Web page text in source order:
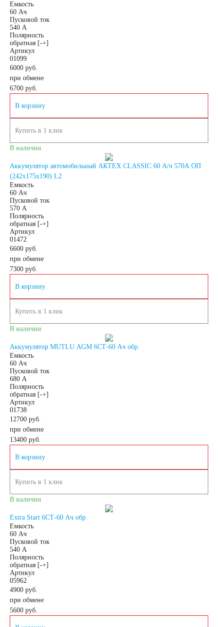
Емкость
60 Ач
Пусковой ток
540 А
Полярность
обратная [-+]
Артикул
01099
6000 руб.
при обмене
6700 руб.
В корзину
Купить в 1 клик
В наличии
Аккумулятор автомобильный АКТЕХ CLASSIC 60 А/ч 570А ОП
(242x175x190) L2
Емкость
60 Ач
Пусковой ток
570 А
Полярность
обратная [-+]
Артикул
01472
6600 руб.
при обмене
7300 руб.
В корзину
Купить в 1 клик
В наличии
Аккумулятор MUTLU AGM 6СТ-60 Ач обр.
Емкость
60 Ач
Пусковой ток
680 А
Полярность
обратная [-+]
Артикул
01738
12700 руб.
при обмене
13400 руб.
В корзину
Купить в 1 клик
В наличии
Extra Start 6СТ-60 Ач обр.
Емкость
60 Ач
Пусковой ток
540 А
Полярность
обратная [-+]
Артикул
05962
4900 руб.
при обмене
5600 руб.